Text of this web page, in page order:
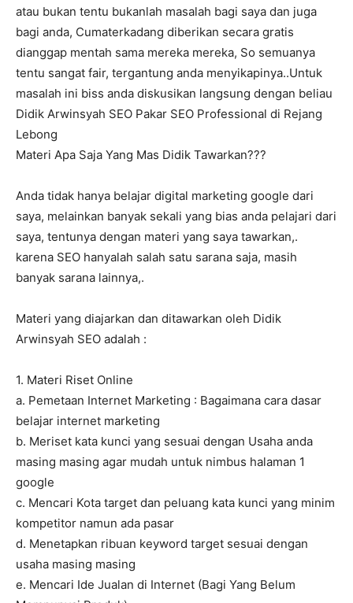
atau bukan tentu bukanlah masalah bagi saya dan juga
bagi anda, Cumaterkadang diberikan secara gratis
dianggap mentah sama mereka mereka, So semuanya
tentu sangat fair, tergantung anda menyikapinya..Untuk
masalah ini biss anda diskusikan langsung dengan beliau
Didik Arwinsyah SEO Pakar SEO Professional di Rejang
Lebong
Materi Apa Saja Yang Mas Didik Tawarkan???
Anda tidak hanya belajar digital marketing google dari
saya, melainkan banyak sekali yang bias anda pelajari dari
saya, tentunya dengan materi yang saya tawarkan,.
karena SEO hanyalah salah satu sarana saja, masih
banyak sarana lainnya,.
Materi yang diajarkan dan ditawarkan oleh Didik
Arwinsyah SEO adalah :
1. Materi Riset Online
a. Pemetaan Internet Marketing : Bagaimana cara dasar
belajar internet marketing
b. Meriset kata kunci yang sesuai dengan Usaha anda
masing masing agar mudah untuk nimbus halaman 1
google
c. Mencari Kota target dan peluang kata kunci yang minim
kompetitor namun ada pasar
d. Menetapkan ribuan keyword target sesuai dengan
usaha masing masing
e. Mencari Ide Jualan di Internet (Bagi Yang Belum